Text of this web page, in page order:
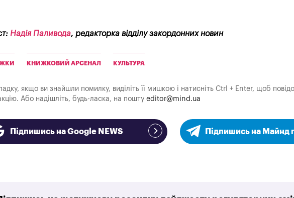
Надія Паливода, редакторка відділу закордонних новин
КНИЖКОВИЙ АРСЕНАЛ КУЛЬТУРА
якщо ви знайшли помилку, виділіть її мишкою і натисніть Ctrl + Enter, щоб
Або надішліть, будь-ласка, на пошту editor@mind.ua
Підпишись на Google NEWS Підпишись на Майнд